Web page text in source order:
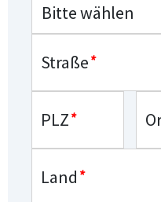
Straße*
PLZ*
Land*